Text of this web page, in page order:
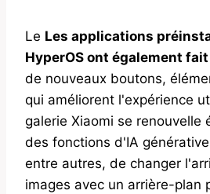
Le Les applications
HyperOS ont également
de nouveaux boutons,
qui améliorent l'expérience
galerie Xiaomi se renouvelle
des fonctions d'IA
entre autres, de changer
images avec un arrière-plan